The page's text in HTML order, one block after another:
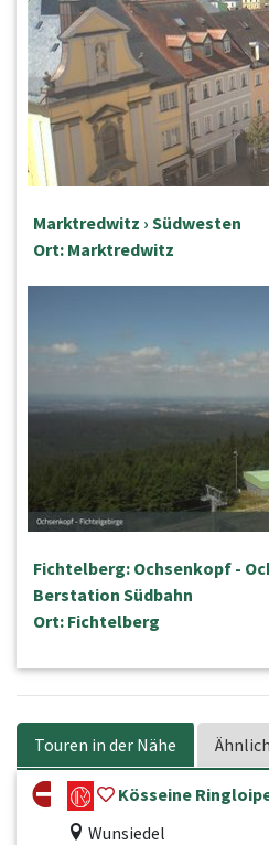
Marktredwitz › Südwesten
Ort: Marktredwitz
Fichtelberg: Ochsenkopf -
Berstation Südbahn
Ort: Fichtelberg
Touren in der Nähe
Kösseine
Wunsiedel